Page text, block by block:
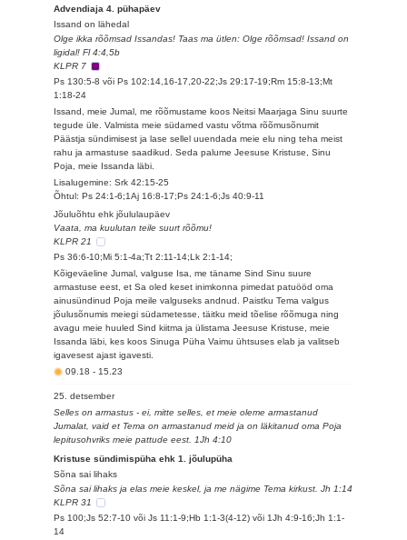
Advendiaja 4. pühapäev
Issand on lähedal
Olge ikka rõõmsad Issandas! Taas ma ütlen: Olge rõõmsad! Issand on
ligidal! Fl 4:4,5b
KLPR 7
Ps 130:5-8 või Ps 102:14,16-17,20-22;Js 29:17-19;Rm 15:8-13;Mt
1:18-24
Issand, meie Jumal, me rõõmustame koos Neitsi Maarjaga Sinu suurte
tegude üle. Valmista meie südamed vastu võtma rõõmusõnumit
Päästja sündimisest ja lase sellel uuendada meie elu ning teha meist
rahu ja armastuse saadikud. Seda palume Jeesuse Kristuse, Sinu
Poja, meie Issanda läbi.
Lisalugemine: Srk 42:15-25
Õhtul: Ps 24:1-6;1Aj 16:8-17;Ps 24:1-6;Js 40:9-11
Jõuluõhtu ehk jõululaupäev
Vaata, ma kuulutan teile suurt rõõmu!
KLPR 21
Ps 36:6-10;Mi 5:1-4a;Tt 2:11-14;Lk 2:1-14;
Kõigeväeline Jumal, valguse Isa, me täname Sind Sinu suure
armastuse eest, et Sa oled keset inimkonna pimedat patuööd oma
ainusündinud Poja meile valguseks andnud. Paistku Tema valgus
jõulusõnumis meiegi südametesse, täitku meid tõelise rõõmuga ning
avagu meie huuled Sind kiitma ja ülistama Jeesuse Kristuse, meie
Issanda läbi, kes koos Sinuga Püha Vaimu ühtsuses elab ja valitseb
igavesest ajast igavesti.
09.18- 15.23
25. detsember
Selles on armastus - ei, mitte selles, et meie oleme armastanud
Jumalat, vaid et Tema on armastanud meid ja on läkitanud oma Poja
lepitusohvriks meie pattude eest. 1Jh 4:10
Kristuse sündimispüha ehk 1. jõulupüha
Sõna sai lihaks
Sõna sai lihaks ja elas meie keskel, ja me nägime Tema kirkust. Jh 1:14
KLPR 31
Ps 100;Js 52:7-10 või Js 11:1-9;Hb 1:1-3(4-12) või 1Jh 4:9-16;Jh 1:1-
14